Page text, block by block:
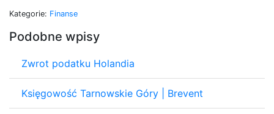
Kategorie: Finanse
Podobne wpisy
Zwrot podatku Holandia
Księgowość Tarnowskie Góry | Brevent